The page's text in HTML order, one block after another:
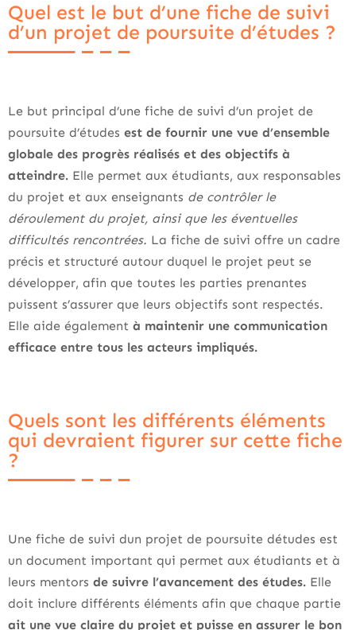
Quel est le but d’une fiche de suivi
d’un projet de poursuite d’études ?
Le but principal d’une fiche de suivi d’un projet de
poursuite d’études est de fournir une vue d’ensemble
globale des progrès réalisés et des objectifs à
atteindre. Elle permet aux étudiants, aux responsables
du projet et aux enseignants de contrôler le
déroulement du projet, ainsi que les éventuelles
difficultés rencontrées. La fiche de suivi offre un cadre
précis et structuré autour duquel le projet peut se
développer, afin que toutes les parties prenantes
puissent s’assurer que leurs objectifs sont respectés.
Elle aide également à maintenir une communication
efficace entre tous les acteurs impliqués.
Quels sont les différents éléments
qui devraient figurer sur cette fiche
?
Une fiche de suivi dun projet de poursuite détudes est
un document important qui permet aux étudiants et à
leurs mentors de suivre l’avancement des études. Elle
doit inclure différents éléments afin que chaque partie
ait une vue claire du projet et puisse en assurer le bon